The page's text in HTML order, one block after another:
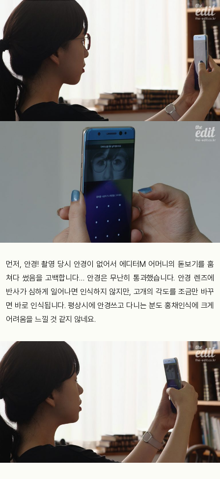
먼저, 안경! 촬영 당시 안경이 없어서 에디터M 어머니의 돋보기를 훔
쳐다 썼음을 고백합니다… 안경은 무난히 통과했습니다. 안경 렌즈에
반사가 심하게 일어나면 인식하지 않지만, 고개의 각도를 조금만 바꾸
면 바로 인식됩니다. 평상시에 안경쓰고 다니는 분도 홍채인식에 크게
어려움을 느낄 것 같지 않네요.